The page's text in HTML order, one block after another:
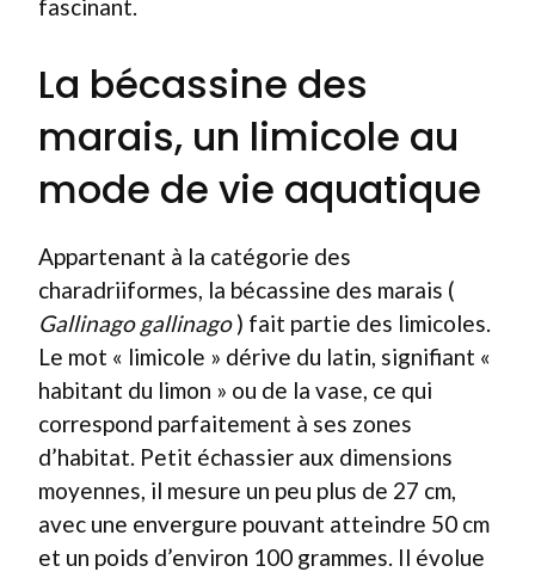
fascinant.
La bécassine des
marais, un limicole au
mode de vie aquatique
Appartenant à la catégorie des
charadriiformes, la bécassine des marais (
Gallinago gallinago) fait partie des limicoles.
Le mot « limicole » dérive du latin, signifiant «
habitant du limon » ou de la vase, ce qui
correspond parfaitement à ses zones
d’habitat. Petit échassier aux dimensions
moyennes, il mesure un peu plus de 27 cm,
avec une envergure pouvant atteindre 50 cm
et un poids d’environ 100 grammes. Il évolue